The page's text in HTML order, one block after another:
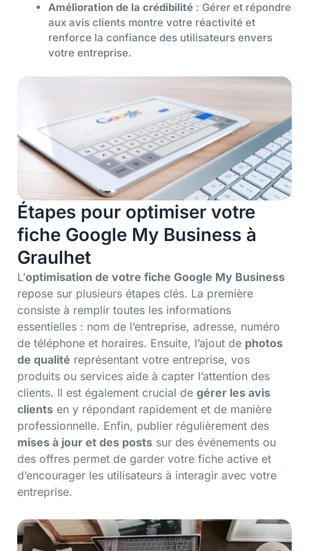
Amélioration de la crédibilité : Gérer et répondre
aux avis clients montre votre réactivité et
renforce la confiance des utilisateurs envers
votre entreprise.
Étapes pour optimiser votre
fiche Google My Business à
Graulhet
L’optimisation de votre fiche Google My Business
repose sur plusieurs étapes clés. La première
consiste à remplir toutes les informations
essentielles : nom de l’entreprise, adresse, numéro
de téléphone et horaires. Ensuite, l’ajout de photos
de qualité représentant votre entreprise, vos
produits ou services aide à capter l’attention des
clients. Il est également crucial de gérer les avis
clients en y répondant rapidement et de manière
professionnelle. Enfin, publier régulièrement des
mises à jour et des posts sur des événements ou
des offres permet de garder votre fiche active et
d’encourager les utilisateurs à interagir avec votre
entreprise.